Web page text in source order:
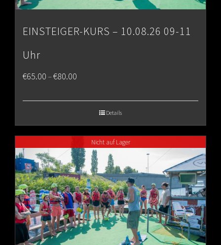
EINSTEIGER-KURS – 10.08.26 09-11
Uhr
€65.00–€80.00
€80.00
Details
Nicht auf Lager